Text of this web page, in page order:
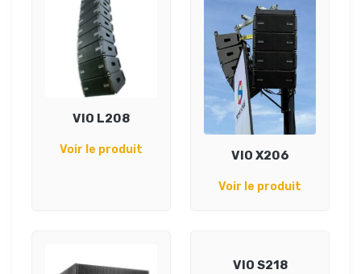
VIO L208
Voir le produit VIO X206
Voir le produit
VIO S218